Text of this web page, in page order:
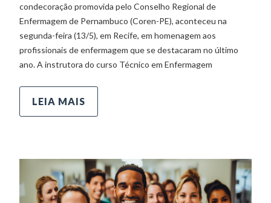
condecoração promovida pelo Conselho Regional de
Enfermagem de Pernambuco (Coren-PE), aconteceu na
segunda-feira (13/5), em Recife, em homenagem aos
profissionais de enfermagem que se destacaram no último
ano. A instrutora do curso Técnico em Enfermagem
LEIA MAIS